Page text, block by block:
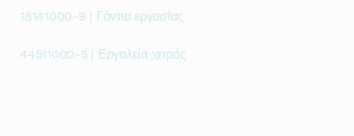
18141000-9 | Γάντια εργασίας
44511000-5 | Εργαλεία χειρός